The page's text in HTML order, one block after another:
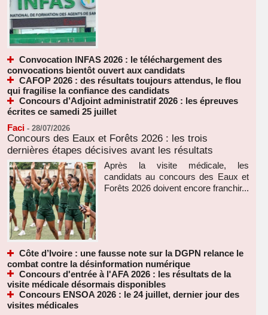
Convocation INFAS 2026 : le téléchargement des
convocations bientôt ouvert aux candidats
CAFOP 2026 : des résultats toujours attendus, le flou
qui fragilise la confiance des candidats
Concours d’Adjoint administratif 2026 : les épreuves
écrites ce samedi 25 juillet
Faci - 28/07/2026
Concours des Eaux et Forêts 2026 : les trois
dernières étapes décisives avant les résultats
Après la visite médicale, les
candidats au concours des Eaux et
Forêts 2026 doivent encore franchir...
Côte d’Ivoire : une fausse note sur la DGPN relance le
combat contre la désinformation numérique
Concours d'entrée à l'AFA 2026 : les résultats de la
visite médicale désormais disponibles
Concours ENSOA 2026 : le 24 juillet, dernier jour des
visites médicales